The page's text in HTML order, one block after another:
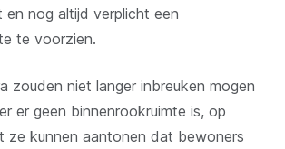
en nog altijd verplicht een
te voorzien.
zouden niet langer inbreuken mogen
er geen binnenrookruimte is, op
ze kunnen aantonen dat bewoners